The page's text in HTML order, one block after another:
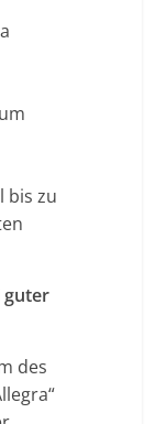
bis zu
guter
des